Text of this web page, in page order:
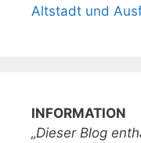
Altstadt und
INFORMATION
„Dieser Blog